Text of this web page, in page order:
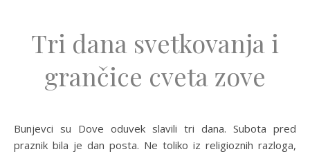
Tri dana svetkovanja i
grančice cveta zove
Bunjevci su Dove oduvek slavili tri dana. Subota pred
praznik bila je dan posta. Ne toliko iz religioznih razloga,